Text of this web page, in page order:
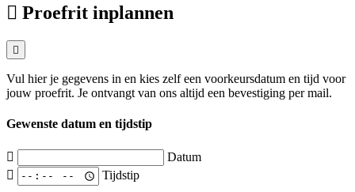
Proefrit inplannen
Vul hier je gegevens in en kies zelf een voorkeursdatum en tijd voor
jouw proefrit. Je ontvangt van ons altijd een bevestiging per mail.
Gewenste datum en tijdstip
Datum
Tijdstip